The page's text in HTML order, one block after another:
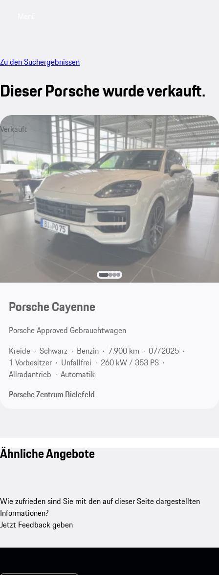
Zu den Suchergebnissen
Dieser Porsche wurde verkauft.
Verkauft
Porsche Cayenne
Porsche Approved Gebrauchtwagen
Kreide
Schwarz Benzin 7.900 km
07/2025
1 Vorbesitzer
Unfallfrei
260 kW / 353 PS
Allradantrieb
Automatik
Porsche Zentrum Bielefeld
Ähnliche Angebote
Wie zufrieden sind Sie mit den auf dieser Seite dargestellten
Informationen?
Jetzt Feedback geben